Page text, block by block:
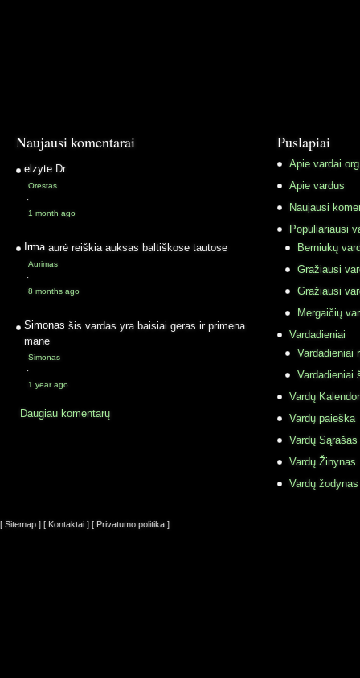
Naujausi komentarai
elzyte Dr.
Orestas
·
1 month ago
Irma aurė reiškia auksas baltiškose tautose
Aurimas
·
8 months ago
Simonas šis vardas yra baisiai geras ir primena
mane
Simonas
·
1 year ago
Daugiau komentarų
Puslapiai
Apie vardai.org
Apie vardus
Naujausi
Populiariausi
Berniukų
Gražiausi
Gražiausi
Mergaičių
Vardadieniai
Vardadieniai
Vardadieniai
Vardų
Vardų paieška
Vardų Sąrašas
Vardų Žinynas
Vardų
[ Sitemap ] [ Kontaktai ] [ Privatumo politika ]